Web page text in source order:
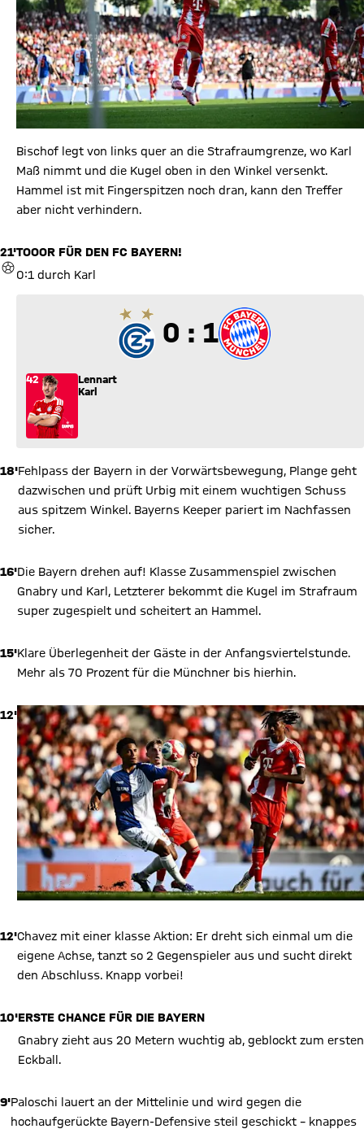
Bischof legt von links quer an die Strafraumgrenze, wo Karl
Maß nimmt und die Kugel oben in den Winkel versenkt.
Hammel ist mit Fingerspitzen noch dran, kann den Treffer
aber nicht verhindern.
21'
TOR
TOOOR FÜR DEN FC BAYERN!
0:1 durch Karl
0 zu 1
0 : 1
42
Lennart
Karl
18'Fehlpass der Bayern in der Vorwärtsbewegung, Plange geht
dazwischen und prüft Urbig mit einem wuchtigen Schuss
aus spitzem Winkel. Bayerns Keeper pariert im Nachfassen
sicher.
16'Die Bayern drehen auf! Klasse Zusammenspiel zwischen
Gnabry und Karl, Letzterer bekommt die Kugel im Strafraum
super zugespielt und scheitert an Hammel.
15'Klare Überlegenheit der Gäste in der Anfangsviertelstunde.
Mehr als 70 Prozent für die Münchner bis hierhin.
12'
12'Chavez mit einer klasse Aktion: Er dreht sich einmal um die
eigene Achse, tanzt so 2 Gegenspieler aus und sucht direkt
den Abschluss. Knapp vorbei!
10'ERSTE CHANCE FÜR DIE BAYERN
Gnabry zieht aus 20 Metern wuchtig ab, geblockt zum ersten
Eckball.
9'Paloschi lauert an der Mittelinie und wird gegen die
hochaufgerückte Bayern-Defensive steil geschickt – knappes